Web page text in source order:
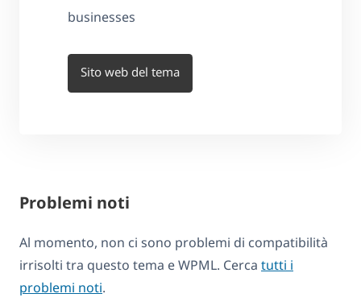
businesses
Sito web del tema
Problemi noti
Al momento, non ci sono problemi di compatibilità
irrisolti tra questo tema e WPML. Cerca tutti i
problemi noti.